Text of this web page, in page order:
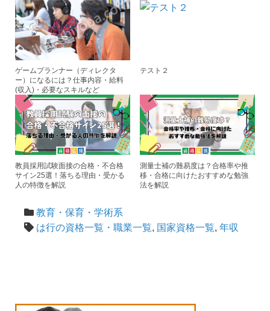
ゲームプランナー（ディレクタ
ー）になるには？仕事内容・給料
(収入)・必要なスキルなど
テスト２
教員採用試験面接の合格・不合格
サイン25選！落ちる理由・受かる
人の特徴を解説
測量士補の難易度は？合格率や推
移・合格に向けたおすすめな勉強
法を解説
教育・保育・学術系
は行の資格一覧・職業一覧, 国家資格一覧, 年収